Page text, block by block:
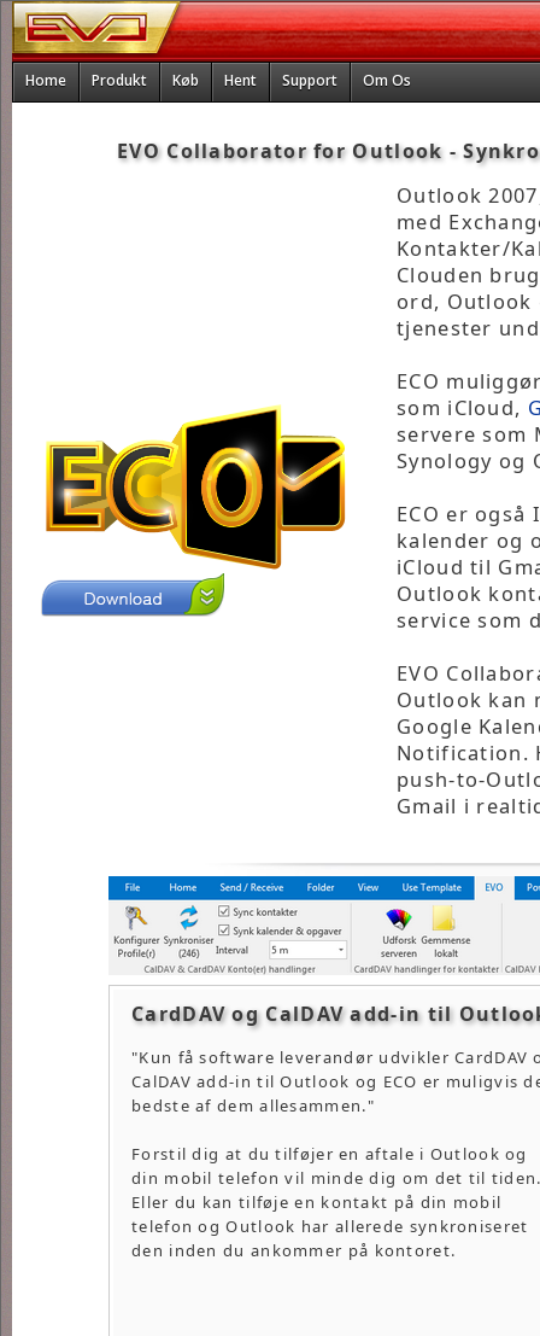
Home Produkt Køb Hent Support Om Os
EVO Collaborator for Outlook -
Outlook
med
Kontakter/
Clouden
ord, Outlook
tjenester
ECO
som iCloud,
servere som
Synology og
ECO er
kalender og
iCloud til
Outlook
service som
EVO
Outlook kan
Google
Notification.
push-to-
Gmail i
CardDAV og CalDAV add-in til
"Kun få software leverandør udvikler CardDAV
CalDAV add-in til Outlook og ECO er muligvis
bedste af dem allesammen."
Forstil dig at du tilføjer en aftale i Outlook og
din mobil telefon vil minde dig om det til
Eller du kan tilføje en kontakt på din mobil
telefon og Outlook har allerede synkroniseret
den inden du ankommer på kontoret.